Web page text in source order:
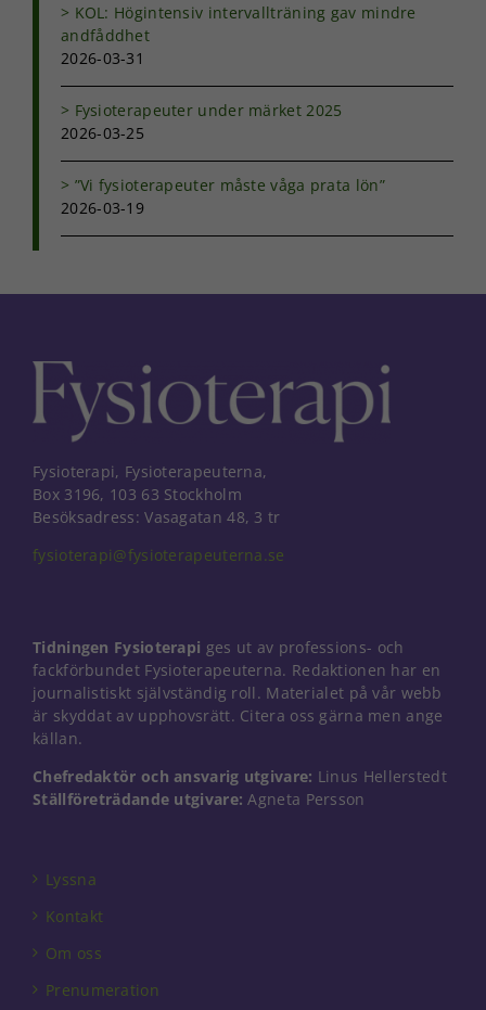
KOL: Högintensiv intervallträning gav mindre
andfåddhet
2026-03-31
Fysioterapeuter under märket 2025
2026-03-25
”Vi fysioterapeuter måste våga prata lön”
2026-03-19
Fysioterapi, Fysioterapeuterna,
Box 3196, 103 63 Stockholm
Besöksadress: Vasagatan 48, 3 tr
fysioterapi@fysioterapeuterna.se
Tidningen Fysioterapi ges ut av professions- och
fackförbundet Fysioterapeuterna. Redaktionen har en
journalistiskt självständig roll. Materialet på vår webb
är skyddat av upphovsrätt. Citera oss gärna men ange
källan.
Chefredaktör och ansvarig utgivare: Linus Hellerstedt
Ställföreträdande utgivare: Agneta Persson
Lyssna
Kontakt
Om oss
Prenumeration